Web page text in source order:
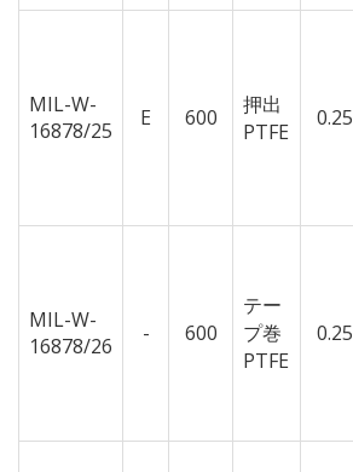
MIL-W-
16878/25
E 600
押出
PTFE
0.25
MIL-W-
16878/26
- 600
テー
プ巻
PTFE
0.25